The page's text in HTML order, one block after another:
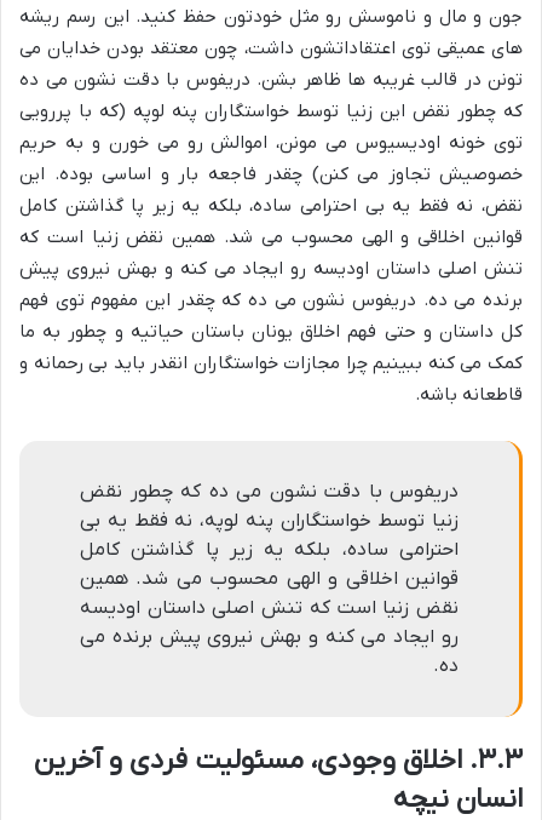
جون و مال و ناموسش رو مثل خودتون حفظ کنید. این رسم ریشه
های عمیقی توی اعتقاداتشون داشت، چون معتقد بودن خدایان می
تونن در قالب غریبه ها ظاهر بشن. دریفوس با دقت نشون می ده
که چطور نقض این زنیا توسط خواستگاران پنه لوپه (که با پررویی
توی خونه اودیسیوس می مونن، اموالش رو می خورن و به حریم
خصوصیش تجاوز می کنن) چقدر فاجعه بار و اساسی بوده. این
نقض، نه فقط یه بی احترامی ساده، بلکه یه زیر پا گذاشتن کامل
قوانین اخلاقی و الهی محسوب می شد. همین نقض زنیا است که
تنش اصلی داستان اودیسه رو ایجاد می کنه و بهش نیروی پیش
برنده می ده. دریفوس نشون می ده که چقدر این مفهوم توی فهم
کل داستان و حتی فهم اخلاق یونان باستان حیاتیه و چطور به ما
کمک می کنه ببینیم چرا مجازات خواستگاران انقدر باید بی رحمانه و
قاطعانه باشه.
دریفوس با دقت نشون می ده که چطور نقض
زنیا توسط خواستگاران پنه لوپه، نه فقط یه بی
احترامی ساده، بلکه یه زیر پا گذاشتن کامل
قوانین اخلاقی و الهی محسوب می شد. همین
نقض زنیا است که تنش اصلی داستان اودیسه
رو ایجاد می کنه و بهش نیروی پیش برنده می
ده.
۳.۳. اخلاق وجودی، مسئولیت فردی و آخرین
انسان نیچه